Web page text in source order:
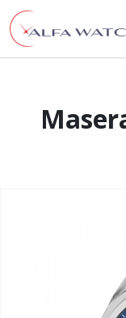
Przejdź do treści
Main